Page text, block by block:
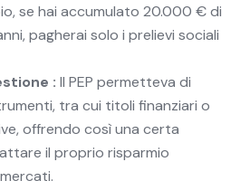
se hai accumulato 20.000 € di
pagherai solo i prelievi sociali
: Il PEP permetteva di
tra cui titoli finanziari o
offrendo così una certa
il proprio risparmio